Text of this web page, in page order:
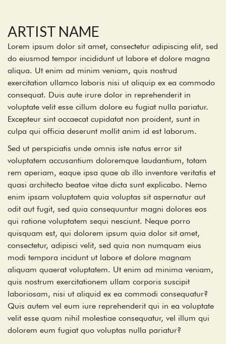
ARTIST NAME
Lorem ipsum dolor sit amet, consectetur adipiscing elit, sed
do eiusmod tempor incididunt ut labore et dolore magna
aliqua. Ut enim ad minim veniam, quis nostrud
exercitation ullamco laboris nisi ut aliquip ex ea commodo
consequat. Duis aute irure dolor in reprehenderit in
voluptate velit esse cillum dolore eu fugiat nulla pariatur.
Excepteur sint occaecat cupidatat non proident, sunt in
culpa qui officia deserunt mollit anim id est laborum.
Sed ut perspiciatis unde omnis iste natus error sit
voluptatem accusantium doloremque laudantium, totam
rem aperiam, eaque ipsa quae ab illo inventore veritatis et
quasi architecto beatae vitae dicta sunt explicabo. Nemo
enim ipsam voluptatem quia voluptas sit aspernatur aut
odit aut fugit, sed quia consequuntur magni dolores eos
qui ratione voluptatem sequi nesciunt. Neque porro
quisquam est, qui dolorem ipsum quia dolor sit amet,
consectetur, adipisci velit, sed quia non numquam eius
modi tempora incidunt ut labore et dolore magnam
aliquam quaerat voluptatem. Ut enim ad minima veniam,
quis nostrum exercitationem ullam corporis suscipit
laboriosam, nisi ut aliquid ex ea commodi consequatur?
Quis autem vel eum iure reprehenderit qui in ea voluptate
velit esse quam nihil molestiae consequatur, vel illum qui
dolorem eum fugiat quo voluptas nulla pariatur?